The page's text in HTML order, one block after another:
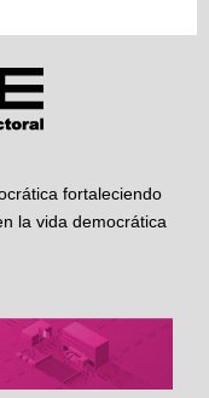
fortaleciendo
la vida democrática